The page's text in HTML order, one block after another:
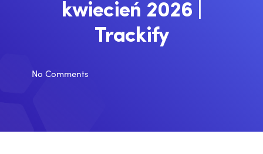
kwiecień 2026 |
Trackify
No Comments